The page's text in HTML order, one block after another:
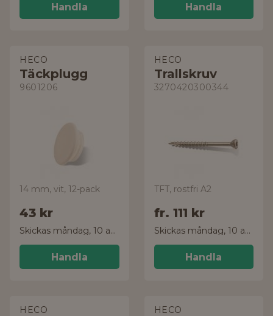
Handla Handla
HECO
Täckplugg
9601206
14 mm, vit, 12-pack
43 kr
Skickas måndag, 10 aug.
Handla
HECO
Trallskruv
3270420300344
TFT, rostfri A2
fr. 111 kr
Skickas måndag, 10 aug.
Handla
HECO HECO